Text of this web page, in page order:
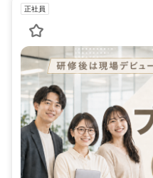
正社員